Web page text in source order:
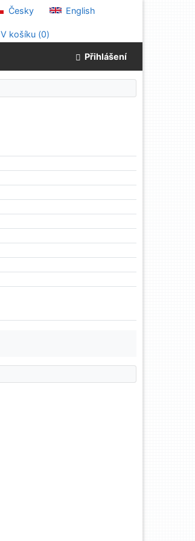
Česky English
V košíku (0)
Přihlášení